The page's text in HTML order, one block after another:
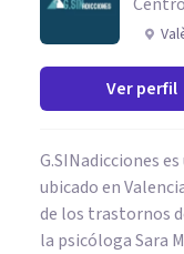
Ver perfil
G.SINadicciones
ubicado en
de los trastornos
la psicóloga Sara